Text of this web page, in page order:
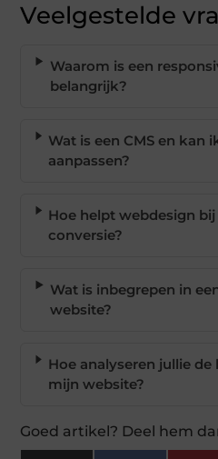
Veelgestelde
Waarom is een
belangrijk?
Wat is een CMS en kan
aanpassen?
Hoe helpt webdesign
conversie?
Wat is inbegrepen in
website?
Hoe analyseren jullie
mijn website?
Goed artikel? Deel hem